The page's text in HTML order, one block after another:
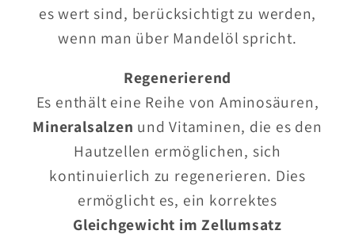
es wert sind, berücksichtigt zu werden,
wenn man über Mandelöl spricht.
Regenerierend
Es enthält eine Reihe von Aminosäuren,
Mineralsalzen und Vitaminen, die es den
Hautzellen ermöglichen, sich
kontinuierlich zu regenerieren. Dies
ermöglicht es, ein korrektes
Gleichgewicht im Zellumsatz